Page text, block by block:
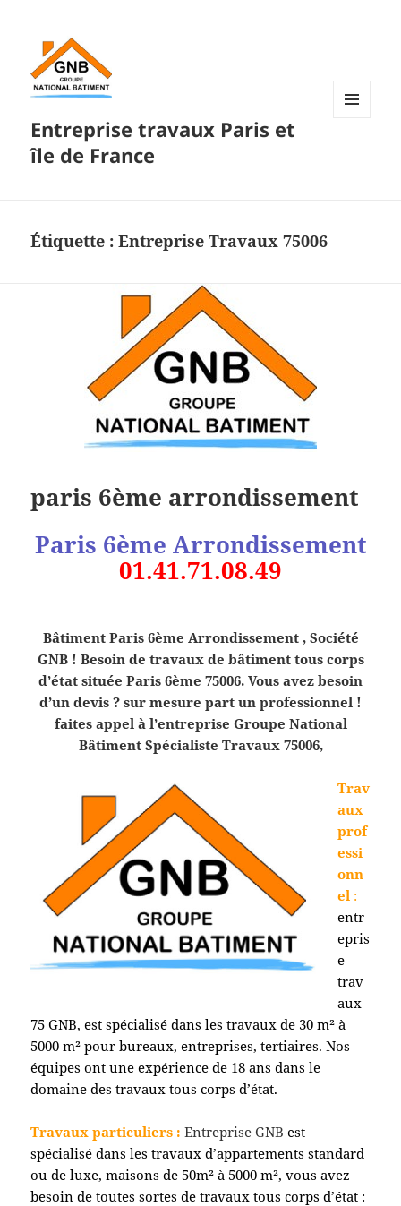
Entreprise travaux Paris et
île de France
Étiquette :Entreprise Travaux 75006
paris 6ème arrondissement
Paris 6ème Arrondissement
01.41.71.08.49
Bâtiment Paris 6ème Arrondissement , Société
GNB ! Besoin de travaux de bâtiment tous corps
d’état située Paris 6ème 75006. Vous avez besoin
d’un devis ? sur mesure part un professionnel !
faites appel à l’entreprise Groupe National
Bâtiment Spécialiste Travaux 75006,
Trav
aux
prof
essi
onn
el :
entr
epris
e
trav
aux
75 GNB, est spécialisé dans les travaux de 30 m² à
5000 m² pour bureaux, entreprises, tertiaires. Nos
équipes ont une expérience de 18 ans dans le
domaine des travaux tous corps d’état.
Travaux particuliers : Entreprise GNB est
spécialisé dans les travaux d’appartements standard
ou de luxe, maisons de 50m² à 5000 m², vous avez
besoin de toutes sortes de travaux tous corps d’état :